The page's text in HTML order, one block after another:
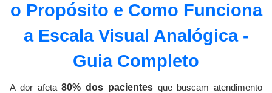
i
n
o Propósito e Como Funciona
a Escala Visual Analógica -
Guia Completo
A dor afeta80% dos pacientesque buscam atendimento